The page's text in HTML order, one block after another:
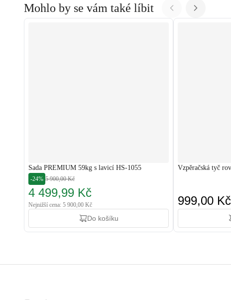
Mohlo by se vám také líbit
Sada PREMIUM 59kg s lavicí HS-1055
-24% 5 900,00 Kč
4 499,99 Kč
Nejnižší cena: 5 900,00 Kč
Do košíku
Vzpěračská tyč
999,00 Kč